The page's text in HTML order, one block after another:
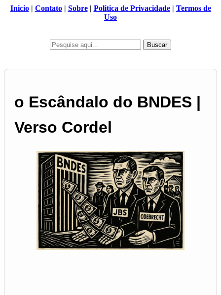
Inicio| Contato| Sobre| Politica de Privacidade| Termos de
Uso
Buscar
o Escândalo do BNDES |
Verso Cordel